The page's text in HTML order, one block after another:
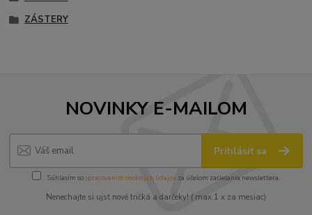
ZÁSTERY
NOVINKY E-MAILOM
Prihlásiť sa
Súhlasím sospracovaním osobných údajov za účelom zasielania newslettera.
Nenechajte si ujsť nové tričká a darčeky! ( max.1 x za mesiac)